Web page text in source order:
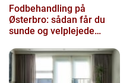
Fodbehandling på
Østerbro: sådan får du
sunde og velplejede